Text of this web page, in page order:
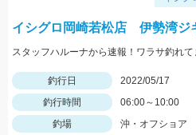
イシグロ岡崎若松店 伊勢湾ジ
スタッフハルーナから速報！ワラサ釣れて
釣行日
2022/05/17
釣行時間
06:00～10:00
釣場
沖・オフショア